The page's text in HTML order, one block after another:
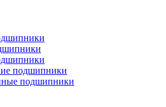
подшипники
подшипники